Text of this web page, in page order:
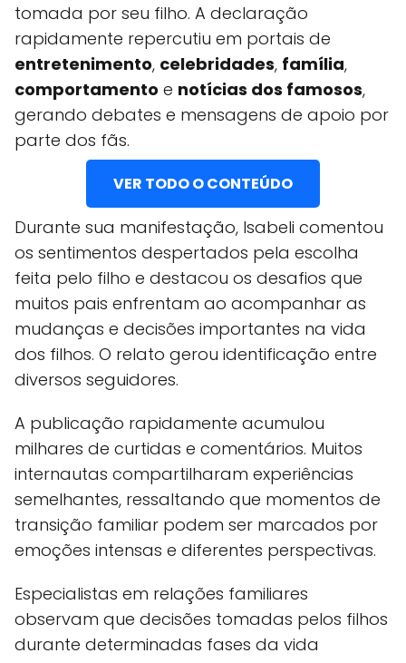
tomada por seu filho. A declaração
rapidamente repercutiu em portais de
entretenimento, celebridades, família,
comportamento e notícias dos famosos,
gerando debates e mensagens de apoio por
parte dos fãs.
VER TODO O CONTEÚDO
Durante sua manifestação, Isabeli comentou
os sentimentos despertados pela escolha
feita pelo filho e destacou os desafios que
muitos pais enfrentam ao acompanhar as
mudanças e decisões importantes na vida
dos filhos. O relato gerou identificação entre
diversos seguidores.
A publicação rapidamente acumulou
milhares de curtidas e comentários. Muitos
internautas compartilharam experiências
semelhantes, ressaltando que momentos de
transição familiar podem ser marcados por
emoções intensas e diferentes perspectivas.
Especialistas em relações familiares
observam que decisões tomadas pelos filhos
durante determinadas fases da vida